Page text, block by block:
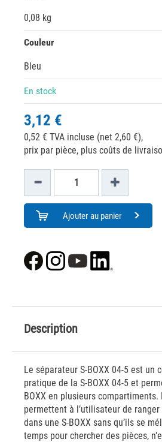
0,08 kg
Couleur
Bleu
En stock
3,12 €
0,52 € TVA incluse (net 2,60 €),
prix par pièce, plus coûts de
Ajouter au panier
Description
Le séparateur S-BOXX 04-5 est un
pratique de la S-BOXX 04-5 et
BOXX en plusieurs
permettent à l’utilisateur de
dans une S-BOXX sans qu’ils se
temps pour chercher des pièces,